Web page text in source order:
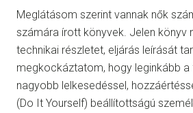
Meglátásom szerint vannak nők
számára írott könyvek. Jelen könyv
technikai részletet, eljárás leírását
megkockáztatom, hogy leginkább
nagyobb lelkesedéssel,
(Do It Yourself) beállítottságú